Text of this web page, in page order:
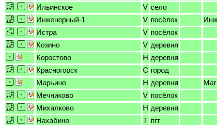
Ильинское
V село
Инженерный-1
V посёлок
Истра
V посёлок
Козино
V деревня
Коростово
H деревня
Красногорск
C город
Марьино
H деревня
Мечниково
V посёлок
Михалково
H деревня
Нахабино
T пгт